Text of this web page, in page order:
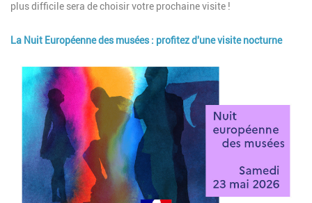
plus difficile sera de choisir votre prochaine visite !
La Nuit Européenne des musées : profitez d'une visite nocturne
Image